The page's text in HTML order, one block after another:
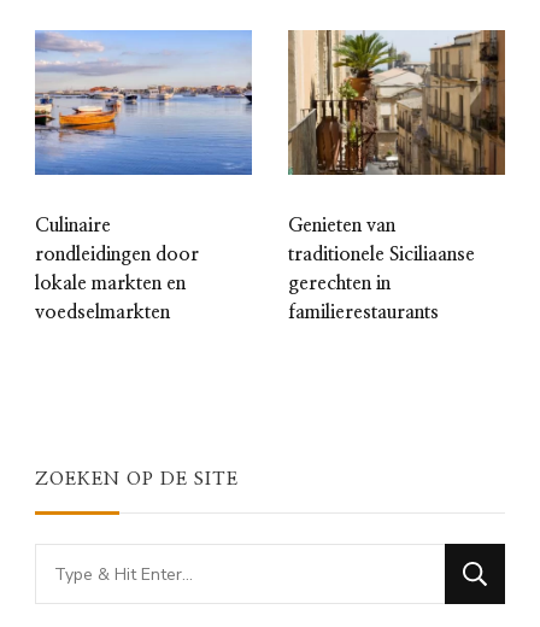
Culinaire
rondleidingen door
lokale markten en
voedselmarkten
Genieten van
traditionele Siciliaanse
gerechten in
familierestaurants
ZOEKEN OP DE SITE
Looking
for